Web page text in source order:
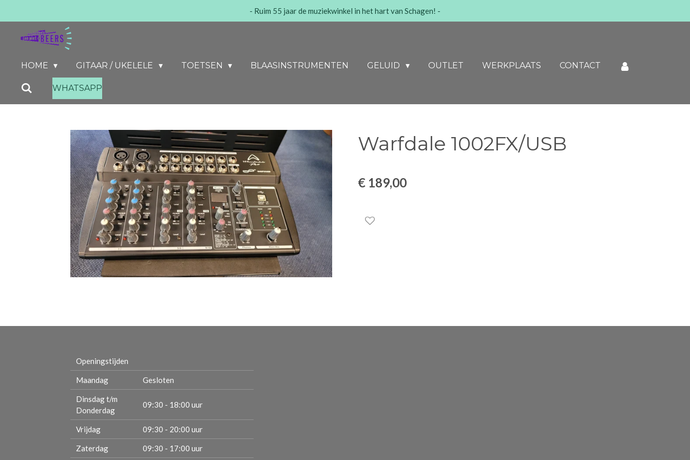
hoofdinhoud
- Ruim 55 jaar de muziekwinkel in het hart van Schagen! -
HOME GITAAR / UKELELE TOETSEN BLAASINSTRUMENTEN GELUID OUTLET WERKPLAATS CONTACT
WHATSAPP
Warfdale 1002FX/USB
€ 189,00
Openingstijden
Maandag Gesloten
Dinsdag t/m
Donderdag
09:30 - 18:00 uur
Vrijdag 09:30 - 20:00 uur
Zaterdag 09:30 - 17:00 uur